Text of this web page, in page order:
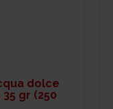
dolce
gr (250